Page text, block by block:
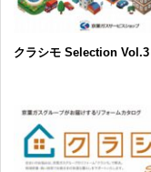
クラシモ Selection Vol.3